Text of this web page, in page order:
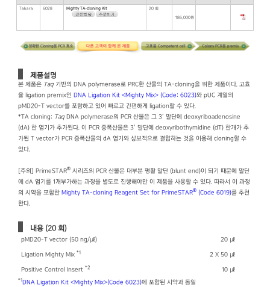
Takara 6028 Mighty TA-cloning Kit 20 회
186,000원
제품설명
본 제품은 Taq기반의 DNA polymerase로 PRC한 산물의 TA-cloning을 위한 제품이다. 고효
율 ligation premix인 DNA Ligation Kit ＜Mighty Mix＞ (Code: 6023)와 pUC 계열의
pMD20-T vector를 포함하고 있어 빠르고 간편하게 ligation할 수 있다.
*TA cloning: Taq DNA polymerase의 PCR 산물은 그 3’ 말단에 deoxyriboadenosine
(dA) 한 염기가 추가된다. 이 PCR 증폭산물은 3’ 말단에 deoxyribothymidine (dT) 한개가 추
가된 T vector가 PCR 증폭산물의 dA 염기와 상보적으로 결합하는 것을 이용해 cloning할 수
있다.
[주의] PrimeSTAR® 시리즈의 PCR 산물은 대부분 평활 말단 (blunt end)이 되기 때문에 말단
에 dA 염기를 1개부가하는 과정을 별도로 진행해야만 이 제품을 사용할 수 있다. 따라서 이 과정
의 시약을 포함한 Mighty TA-cloning Reagent Set for PrimeSTAR® (Code 6019)를 추천
한다.
내용 (20 회)
pMD20-T vector (50 ng/㎕) 20 ㎕
Ligation Mighty Mix *1 2 X 50 ㎕
Positive Control Insert *2 10 ㎕
*1DNA Ligation Kit ＜Mighty Mix＞(Code 6023)에 포함된 시약과 동일